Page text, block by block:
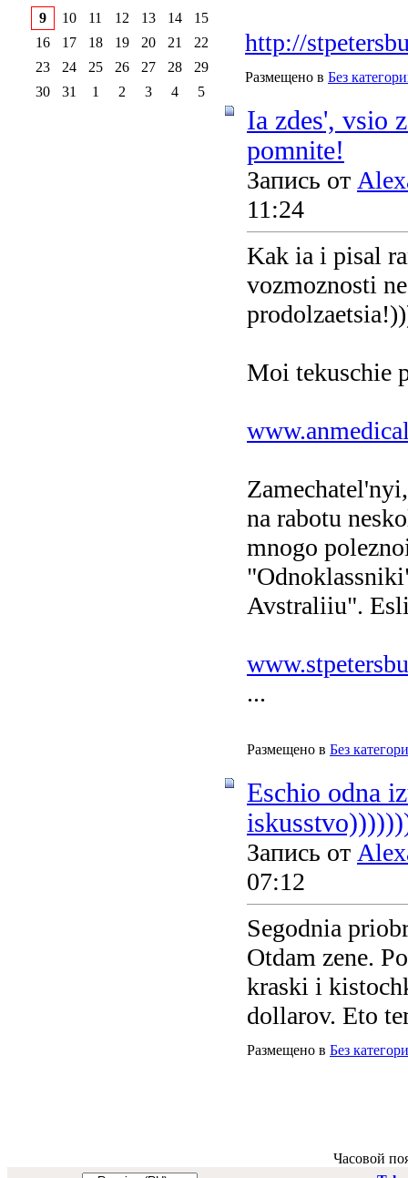
http://
Размещено в Без
Ia zdes', vsio
pomnite!
Запись от
11:24
Kak ia i pisal
vozmoznosti
Moi tekuschie
na rabotu
mnogo
Avstraliiu".
...
Размещено в Без
Eschio odna
Запись от
07:12
Segodnia
Otdam zene.
kraski i
dollarov. Eto
Размещено в Без
9
10 11 12 13 14
15
16
17 18 19 20 21
22
23
24 25 26 27 28
29
30
31 1 2 3 4 5
Часовой